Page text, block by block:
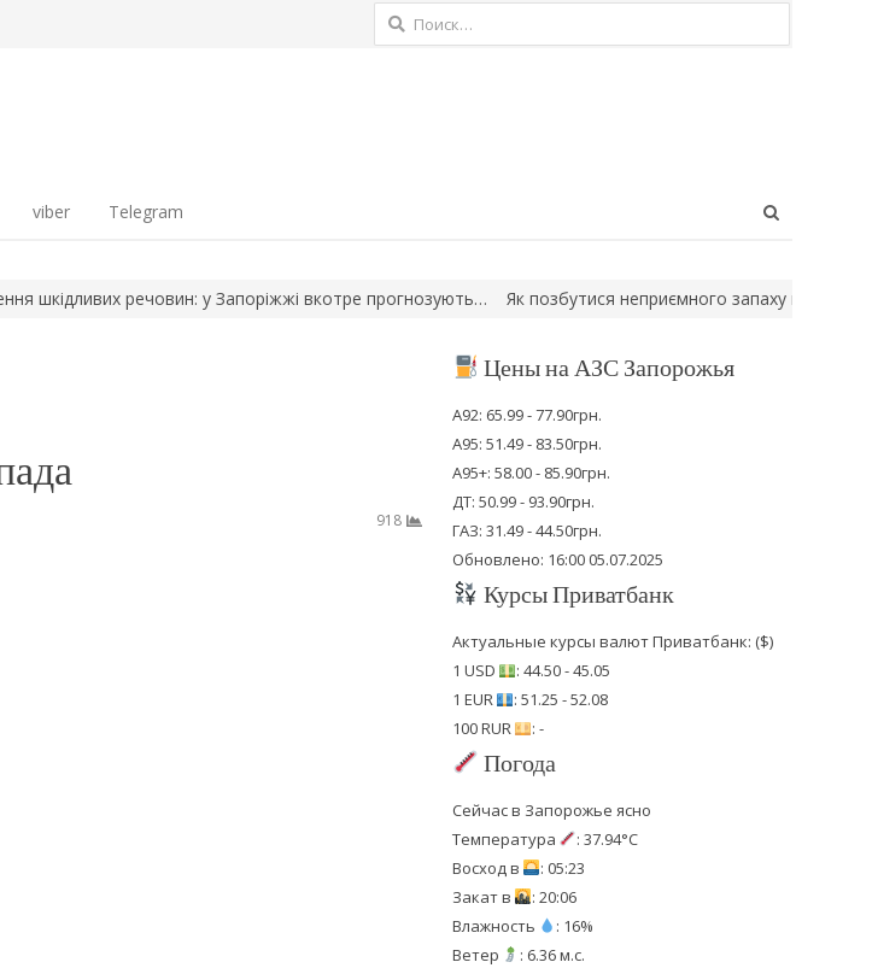
Найти:
viber Telegram
речовин: у Запоріжжі вкотре прогнозують… Як позбутися неприємного запаху в холодильнику:
918
Цены на АЗС Запорожья
А92: 65.99 - 77.90грн.
А95: 51.49 - 83.50грн.
А95+: 58.00 - 85.90грн.
ДТ: 50.99 - 93.90грн.
ГАЗ: 31.49 - 44.50грн.
Обновлено: 16:00 05.07.2025
Курсы Приватбанк
Актуальные курсы валют Приватбанк: ($)
1 USD
: 44.50 - 45.05
1 EUR
: 51.25 - 52.08
100 RUR
: -
Погода
Сейчас в Запорожье ясно
Температура
: 37.94°C
Восход в
: 05:23
Закат в
: 20:06
Влажность
: 16%
Ветер
: 6.36 м.с.